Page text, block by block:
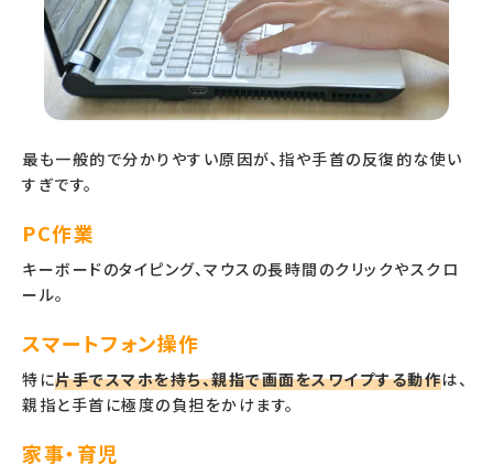
最も一般的で分かりやすい原因が、指や手首の反復的な使い
すぎです。
PC作業
キーボードのタイピング、マウスの長時間のクリックやスクロ
ール。
スマートフォン操作
特に片手でスマホを持ち、親指で画面をスワイプする動作は、
親指と手首に極度の負担をかけます。
家事・育児